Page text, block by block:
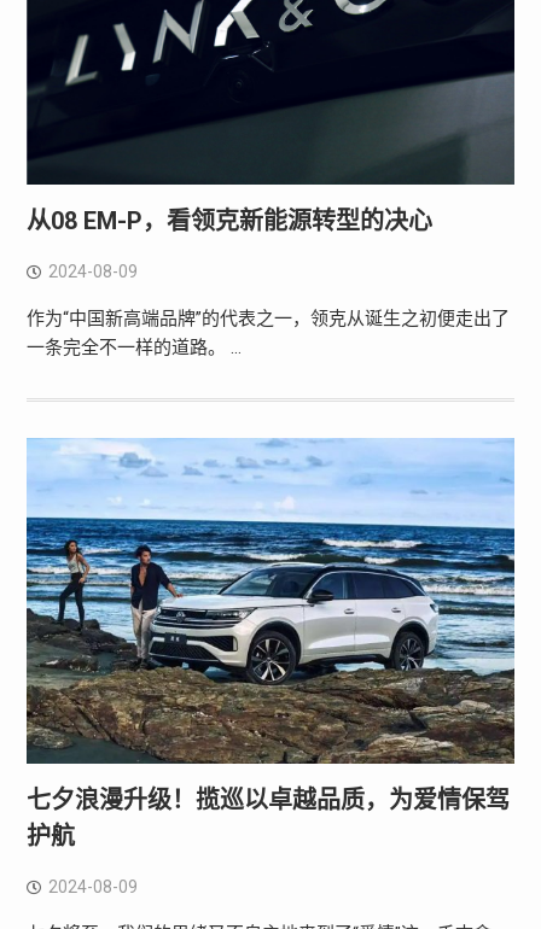
从08 EM-P，看领克新能源转型的决心
2024-08-09
作为“中国新高端品牌”的代表之一，领克从诞生之初便走出了
一条完全不一样的道路。 …
七夕浪漫升级！揽巡以卓越品质，为爱情保驾
护航
2024-08-09